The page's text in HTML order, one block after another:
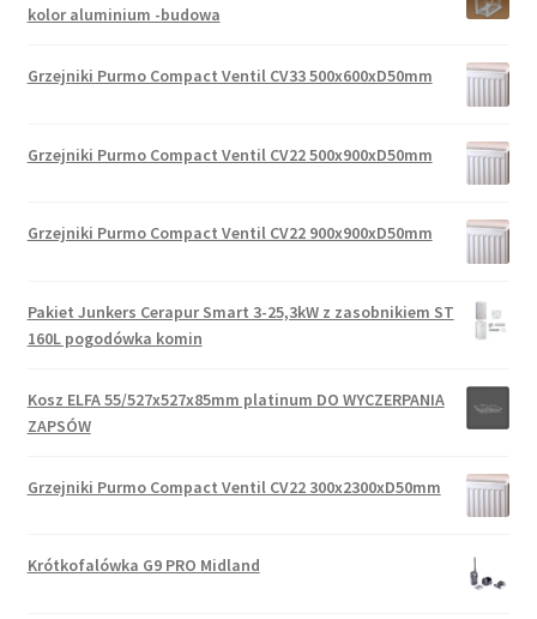
kolor aluminium -budowa
Grzejniki Purmo Compact Ventil CV33 500x600xD50mm
Grzejniki Purmo Compact Ventil CV22 500x900xD50mm
Grzejniki Purmo Compact Ventil CV22 900x900xD50mm
Pakiet Junkers Cerapur Smart 3-25,3kW z zasobnikiem ST
160L pogodówka komin
Kosz ELFA 55/527x527x85mm platinum DO WYCZERPANIA
ZAPSÓW
Grzejniki Purmo Compact Ventil CV22 300x2300xD50mm
Krótkofalówka G9 PRO Midland